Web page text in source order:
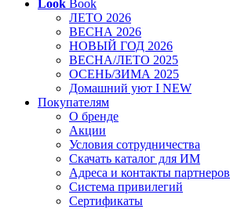
Look Book
ЛЕТО 2026
ВЕСНА 2026
НОВЫЙ ГОД 2026
ВЕСНА/ЛЕТО 2025
ОСЕНЬ/ЗИМА 2025
Домашний уют I NEW
Покупателям
О бренде
Акции
Условия сотрудничества
Скачать каталог для ИМ
Адреса и контакты партнеров
Система привилегий
Сертификаты